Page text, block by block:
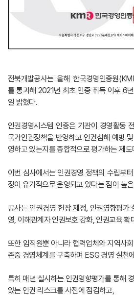
전북개발공사는 올해 한국경영인증원
를 통과해 2021년 최초 인증 취득 이후 6
일 밝혔다.
인권경영시스템 인증은 기관이 경영활동
국가인권정책을 반영하고 인권침해 예방
영하고 있는지를 종합적으로 평가하는 제도
이번 심사에서는 인권경영 정책의 수립부
정이 유기적으로 운영되고 있다는 점이 높
공사는 인권경영 헌장 제정, 인권영향평가
영, 이해관계자 인권보호 강화, 인권교육 확
또한 임직원뿐 아니라 협력업체와 지역사
존중 경영체계를 구축하며 ESG 경영 실천
특히 매년 실시하는 인권영향평가를 통해
있는 인권 리스크를 사전에 점검하고,